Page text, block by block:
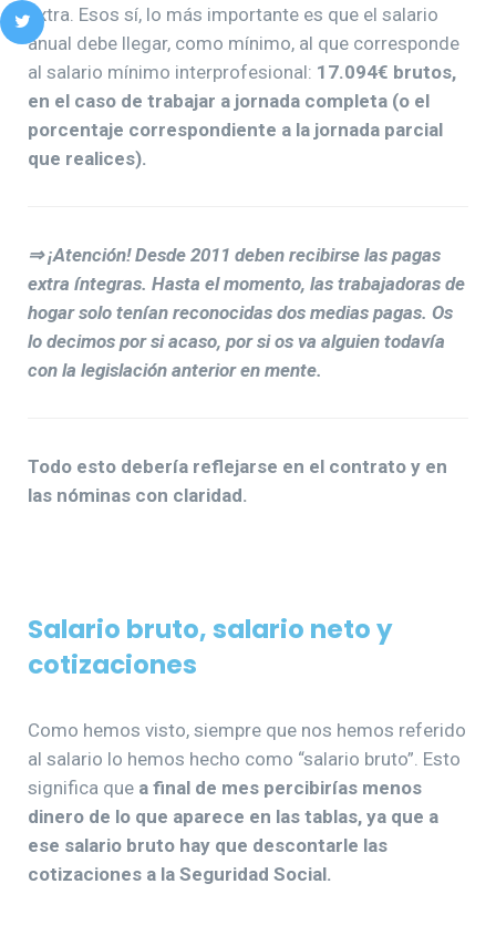
extra. Esos sí, lo más importante es que el salario
anual debe llegar, como mínimo, al que corresponde
al salario mínimo interprofesional: 17.094€ brutos,
en el caso de trabajar a jornada completa (o el
porcentaje correspondiente a la jornada parcial
que realices).
⇒ ¡Atención! Desde 2011 deben recibirse las pagas
extra íntegras. Hasta el momento, las trabajadoras de
hogar solo tenían reconocidas dos medias pagas. Os
lo decimos por si acaso, por si os va alguien todavía
con la legislación anterior en mente.
Todo esto debería reflejarse en el contrato y en
las nóminas con claridad.
Salario bruto, salario neto y
cotizaciones
Como hemos visto, siempre que nos hemos referido
al salario lo hemos hecho como “salario bruto”. Esto
significa que a final de mes percibirías menos
dinero de lo que aparece en las tablas, ya que a
ese salario bruto hay que descontarle las
cotizaciones a la Seguridad Social.